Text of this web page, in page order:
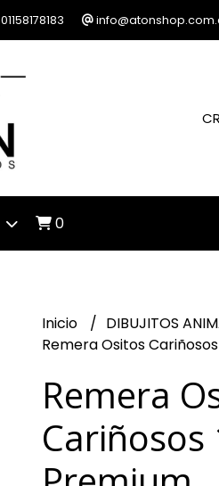
01158178183
0
Inicio
DIBUJITOS
Remera Ositos
Remera
Cariñosos